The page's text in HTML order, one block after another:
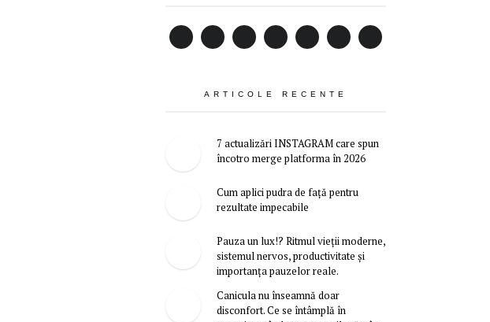
ARTICOLE RECENTE
7 actualizări INSTAGRAM care spun
încotro merge platforma în 2026
Cum aplici pudra de față pentru
rezultate impecabile
Pauza un lux!? Ritmul vieții moderne,
sistemul nervos, productivitate și
importanța pauzelor reale.
Canicula nu înseamnă doar
disconfort. Ce se întâmplă în